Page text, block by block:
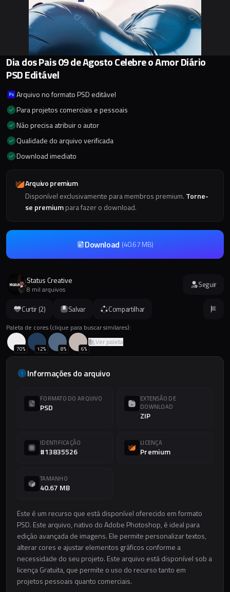
Curtir (2) Salvar Compartilhar
Paleta de cores (clique para buscar similares):
70% 12% 8% 6%
Ver paleta
Informações do arquivo
FORMATO DO ARQUIVO
PSD
EXTENSÃO DE
DOWNLOAD
ZIP
IDENTIFICAÇÃO
#13835526
LICENÇA
Premium
TAMANHO
40.67 MB
Este é um recurso que está disponível oferecido em formato
PSD. Este arquivo, nativo do Adobe Photoshop, é ideal para
edição avançada de imagens. Ele permite personalizar textos,
alterar cores e ajustar elementos gráficos conforme a
necessidade do seu projeto. Este arquivo está disponível sob a
licença Gratuita, que permite o uso do recurso tanto em
projetos pessoais quanto comerciais.
Dia dos Pais 09 de Agosto Celebre o Amor Diário
PSD Editável
Arquivo no formato PSD editável
Para projetos comerciais e pessoais
Não precisa atribuir o autor
Qualidade do arquivo verificada
Download imediato
Arquivo premium
Disponível exclusivamente para membros premium. Torne-
se premiumpara fazer o download.
Download (40.67 MB)
Status Creative
8 mil arquivos Seguir